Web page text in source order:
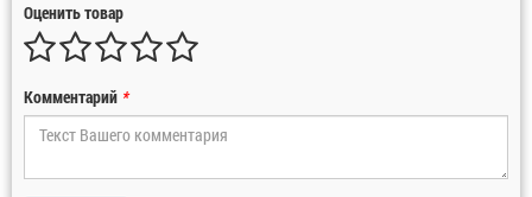
Оценить товар
Комментарий *